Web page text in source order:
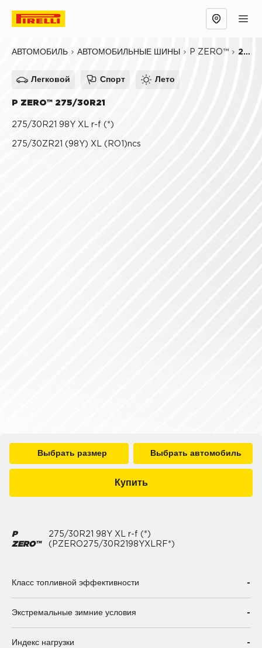
АВТОМОБИЛЬ АВТОМОБИЛЬНЫЕ ШИНЫ P ZERO™ 275/30R21
Легковой Спорт Лето
P ZERO™ 275/30R21
275/30R21 98Y XL r-f (*)
275/30ZR21 (98Y) XL (RO1)ncs
Выбрать размер Выбрать автомобиль
Купить
P
ZERO™
275/30R21 98Y XL r-f (*)
(PZERO275/30R2198YXLRF*)
Класс топливной эффективности -
Экстремальные зимние условия -
Индекс нагрузки -